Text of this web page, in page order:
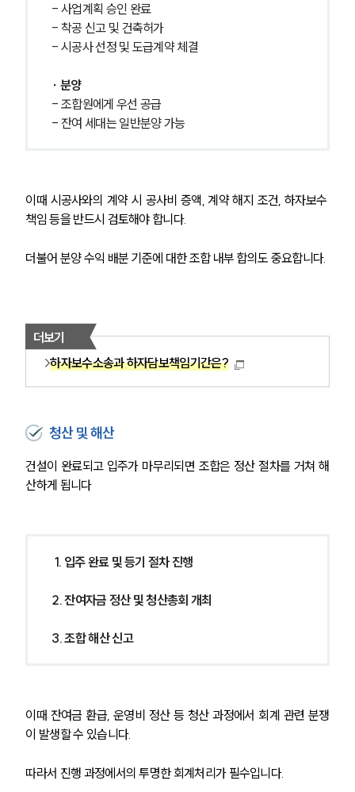
- 사업계획 승인 완료
- 착공 신고 및 건축허가
- 시공사 선정 및 도급계약 체결
∙ 분양
- 조합원에게 우선 공급
- 잔여 세대는 일반분양 가능
이때 시공사와의 계약 시 공사비 증액, 계약 해지 조건, 하자보수
책임 등을 반드시 검토해야 합니다.
더불어 분양 수익 배분 기준에 대한 조합 내부 합의도 중요합니다.
더보기
하자보수소송과 하자담보책임기간은?
청산 및 해산
건설이 완료되고 입주가 마무리되면 조합은 정산 절차를 거쳐 해
산하게 됩니다
1. 입주 완료 및 등기 절차 진행
2. 잔여자금 정산 및 청산총회 개최
3. 조합 해산 신고
이때 잔여금 환급, 운영비 정산 등 청산 과정에서 회계 관련 분쟁
이 발생할 수 있습니다.
따라서 진행 과정에서의 투명한 회계처리가 필수입니다.